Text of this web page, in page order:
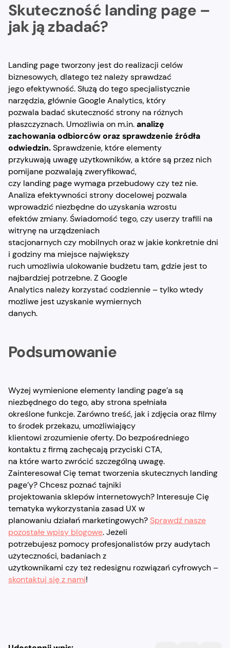
Skuteczność landing page –
jak ją zbadać?
Landing page tworzony jest do realizacji celów
biznesowych, dlatego też należy sprawdzać
jego efektywność. Służą do tego specjalistycznie
narzędzia, głównie Google Analytics, który
pozwala badać skuteczność strony na różnych
płaszczyznach. Umożliwia on m.in.analizę
zachowania odbiorców oraz sprawdzenie źródła
odwiedzin.Sprawdzenie, które elementy
przykuwają uwagę użytkowników, a które są przez nich
pomijane pozwalają zweryfikować,
czy landing page wymaga przebudowy czy też nie.
Analiza efektywności strony docelowej pozwala
wprowadzić niezbędne do uzyskania wzrostu
efektów zmiany. Świadomość tego, czy userzy trafili na
witrynę na urządzeniach
stacjonarnych czy mobilnych oraz w jakie konkretnie dni
i godziny ma miejsce największy
ruch umożliwia ulokowanie budżetu tam, gdzie jest to
najbardziej potrzebne. Z Google
Analytics należy korzystać codziennie – tylko wtedy
możliwe jest uzyskanie wymiernych
danych.
Podsumowanie
Wyżej wymienione elementy landing page’a są
niezbędnego do tego, aby strona spełniała
określone funkcje. Zarówno treść, jak i zdjęcia oraz filmy
to środek przekazu, umożliwiający
klientowi zrozumienie oferty. Do bezpośredniego
kontaktu z firmą zachęcają przyciski CTA,
na które warto zwrócić szczególną uwagę.
Zainteresował Cię temat tworzenia skutecznych landing
page’y? Chcesz poznać tajniki
projektowania sklepów internetowych? Interesuje Cię
tematyka wykorzystania zasad UX w
planowaniu działań marketingowych? Sprawdź nasze
pozostałe wpisy blogowe. Jeżeli
potrzebujesz pomocy profesjonalistów przy audytach
użyteczności, badaniach z
użytkownikami czy też redesignu rozwiązań cyfrowych –
skontaktuj się z nami!